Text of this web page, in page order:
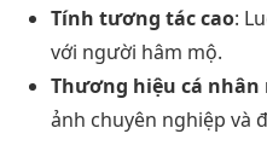
Tính tương tác cao:
với người hâm mộ.
Thương hiệu cá nhân
ảnh chuyên nghiệp và